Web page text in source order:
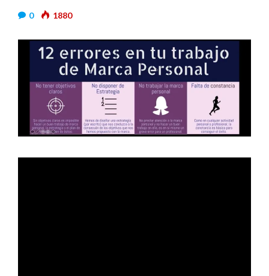
0 1880